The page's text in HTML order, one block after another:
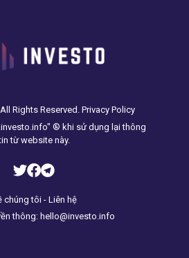
Rights Reserved. Privacy Policy
® khi sử dụng lại thông
từ website này.
chúng tôi - Liên hệ
thông: hello@investo.info